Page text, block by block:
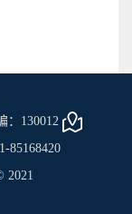
：130012
85168420
2021